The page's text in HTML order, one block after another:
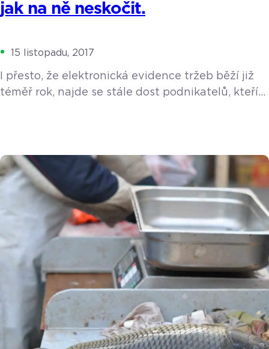
jak na ně neskočit.
15 listopadu, 2017
I přesto, že elektronická evidence tržeb běží již
téměř rok, najde se stále dost podnikatelů, kteří
EET teprve zapojí. Závazná je pro ně 3. a 4. vlna,
jejíž termín byl nyní posunut. Termín spuštění
3. a 4. vlny elektronické evidence tržeb (EET)
byl posunut. Podívejte se na rozdělení […]